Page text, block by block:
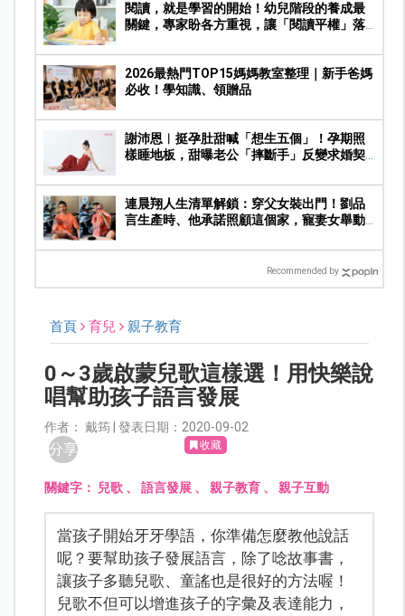
閱讀，就是學習的開始！幼兒階段的養成最
關鍵，專家盼各方重視，讓「閱讀平權」落
2026最熱門TOP15媽媽教室整理｜新手爸媽
必收！學知識、領贈品
謝沛恩︱挺孕肚甜喊「想生五個」！孕期照
樣睡地板，甜曝老公「摔斷手」反變求婚契
連晨翔人生清單解鎖：穿父女裝出門！劉品
言生產時、他承諾照顧這個家，寵妻女舉動
Recommended by
首頁 育兒 親子教育
0～3歲啟蒙兒歌這樣選！用快樂說
唱幫助孩子語言發展
作者： 戴筠 | 發表日期：2020-09-02
分享 收藏
關鍵字： 兒歌 、語言發展 、親子教育 、親子互動
當孩子開始牙牙學語，你準備怎麼教他說話
呢？要幫助孩子發展語言，除了唸故事書，
讓孩子多聽兒歌、童謠也是很好的方法喔！
兒歌不但可以增進孩子的字彙及表達能力，